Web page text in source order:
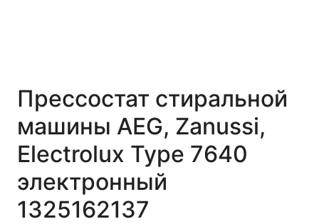
Прессостат стиральной
машины AEG, Zanussi,
Electrolux Type 7640
электронный
1325162137